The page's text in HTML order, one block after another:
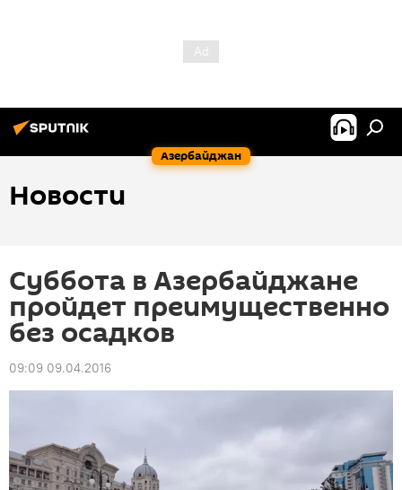
Азербайджан
Новости
Суббота в Азербайджане
пройдет преимущественно
без осадков
09:09 09.04.2016